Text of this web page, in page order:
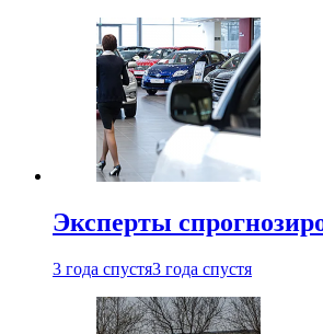
Эксперты
3 года спустя3 года спустя